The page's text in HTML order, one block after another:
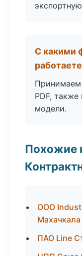
С какими
Принимаем
PDF,
модели.
Похожие
ООО
Махачкала
ПАО Line